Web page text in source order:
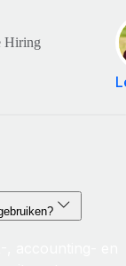
Hiring